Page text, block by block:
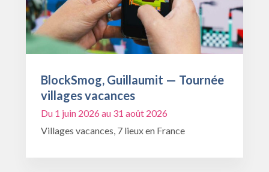
BlockSmog, Guillaumit — Tournée
villages vacances
Du 1 juin 2026 au 31 août 2026
Villages vacances, 7 lieux en France